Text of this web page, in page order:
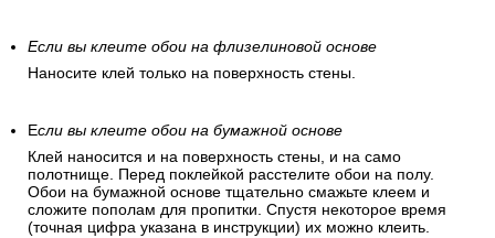
Если вы клеите обои на флизелиновой основе
Наносите клей только на поверхность стены.
Если вы клеите обои на бумажной основе
Клей наносится и на поверхность стены, и на само
полотнище. Перед поклейкой расстелите обои на полу.
Обои на бумажной основе тщательно смажьте клеем и
сложите пополам для пропитки. Спустя некоторое время
(точная цифра указана в инструкции) их можно клеить.